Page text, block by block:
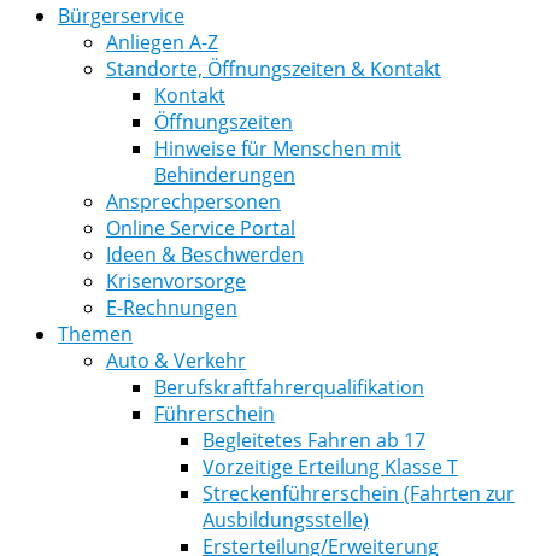
Bürgerservice
Anliegen A-Z
Standorte, Öffnungszeiten & Kontakt
Kontakt
Öffnungszeiten
Hinweise für Menschen mit
Behinderungen
Ansprechpersonen
Online Service Portal
Ideen & Beschwerden
Krisenvorsorge
E-Rechnungen
Themen
Auto & Verkehr
Berufskraftfahrerqualifikation
Führerschein
Begleitetes Fahren ab 17
Vorzeitige Erteilung Klasse T
Streckenführerschein (Fahrten zur
Ausbildungsstelle)
Ersterteilung/Erweiterung